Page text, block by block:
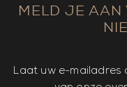
MELD JE AAN
Laat uw e-mailadres